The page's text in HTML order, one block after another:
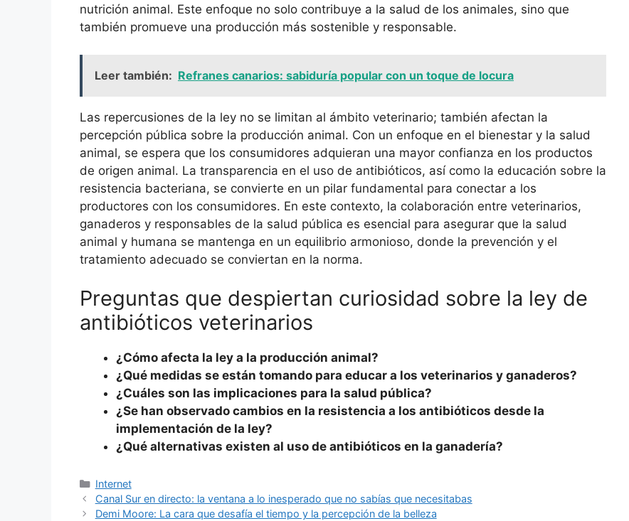
nutrición animal. Este enfoque no solo contribuye a la salud de los animales, sino que
también promueve una producción más sostenible y responsable.
Leer también: Refranes canarios: sabiduría popular con un toque de locura
Las repercusiones de la ley no se limitan al ámbito veterinario; también afectan la
percepción pública sobre la producción animal. Con un enfoque en el bienestar y la salud
animal, se espera que los consumidores adquieran una mayor confianza en los productos
de origen animal. La transparencia en el uso de antibióticos, así como la educación sobre la
resistencia bacteriana, se convierte en un pilar fundamental para conectar a los
productores con los consumidores. En este contexto, la colaboración entre veterinarios,
ganaderos y responsables de la salud pública es esencial para asegurar que la salud
animal y humana se mantenga en un equilibrio armonioso, donde la prevención y el
tratamiento adecuado se conviertan en la norma.
Preguntas que despiertan curiosidad sobre la ley de
antibióticos veterinarios
¿Cómo afecta la ley a la producción animal?
¿Qué medidas se están tomando para educar a los veterinarios y ganaderos?
¿Cuáles son las implicaciones para la salud pública?
¿Se han observado cambios en la resistencia a los antibióticos desde la
implementación de la ley?
¿Qué alternativas existen al uso de antibióticos en la ganadería?
Categorías
Internet
Canal Sur en directo: la ventana a lo inesperado que no sabías que necesitabas
Demi Moore: La cara que desafía el tiempo y la percepción de la belleza